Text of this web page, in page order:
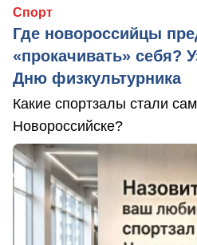
Спорт
Где новороссийцы
«прокачивать» себя?
Дню физкультурника
Какие спортзалы стали
Новороссийске?